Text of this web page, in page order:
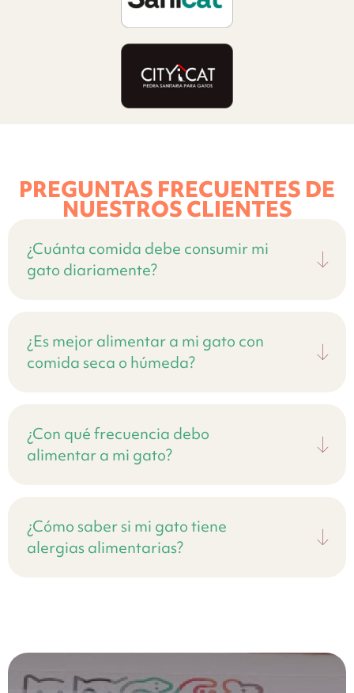
PREGUNTAS FRECUENTES DE
NUESTROS CLIENTES
¿Cuánta comida debe consumir mi
gato diariamente?
¿Es mejor alimentar a mi gato con
comida seca o húmeda?
¿Con qué frecuencia debo
alimentar a mi gato?
¿Cómo saber si mi gato tiene
alergias alimentarias?